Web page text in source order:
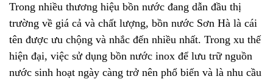
Trong nhiều thương hiệu bồn nước đang dẫn đầu thị
trường về giá cả và chất lượng, bồn nước Sơn Hà là cái
tên được ưu chộng và nhắc đến nhiều nhất. Trong xu thế
hiện đại, việc sử dụng bồn nước inox để lưu trữ nguồn
nước sinh hoạt ngày càng trở nên phổ biến và là nhu cầu